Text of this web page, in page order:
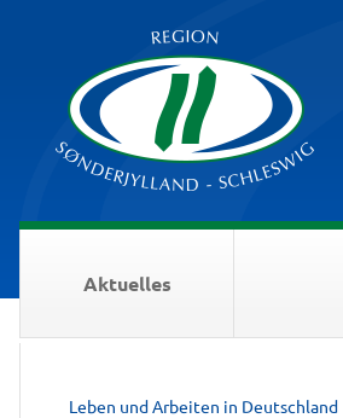
Aktuelles
Leben und Arbeiten in Deutschland